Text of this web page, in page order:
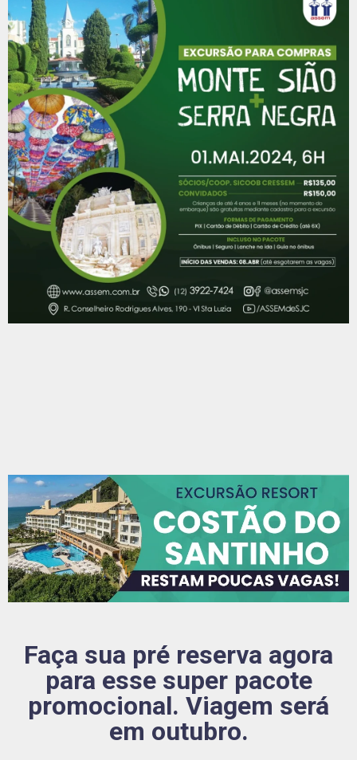
Faça sua pré reserva agora
para esse super pacote
promocional. Viagem será
em outubro.